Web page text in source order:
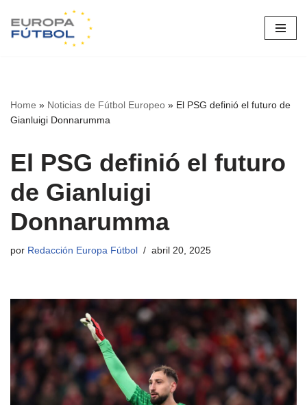
Saltar
Home » Noticias de Fútbol Europeo » El PSG definió el futuro de
Gianluigi Donnarumma
El PSG definió el futuro
de Gianluigi
Donnarumma
por Redacción Europa Fútbol abril 20, 2025